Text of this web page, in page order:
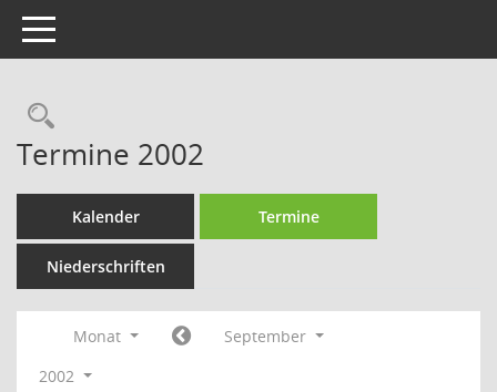
Toggle navigation
Rechercheauswahl
Termine 2002
Kalender Termine
Niederschriften
Monat
September
2002